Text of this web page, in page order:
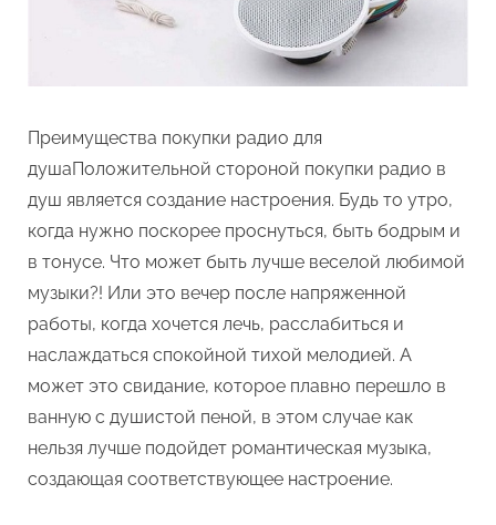
Преимущества покупки радио для
душаПоложительной стороной покупки радио в
душ является создание настроения. Будь то утро,
когда нужно поскорее проснуться, быть бодрым и
в тонусе. Что может быть лучше веселой любимой
музыки?! Или это вечер после напряженной
работы, когда хочется лечь, расслабиться и
наслаждаться спокойной тихой мелодией. А
может это свидание, которое плавно перешло в
ванную с душистой пеной, в этом случае как
нельзя лучше подойдет романтическая музыка,
создающая соответствующее настроение.